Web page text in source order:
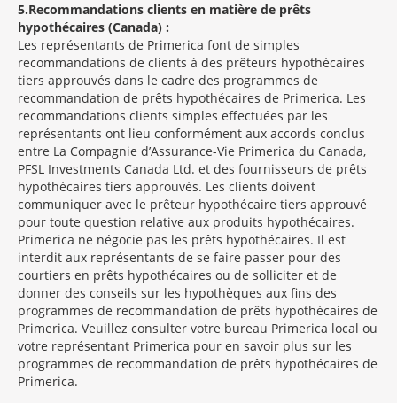
5 Recommandations clients en matière de prêts
hypothécaires (Canada) :
Les représentants de Primerica font de simples
recommandations de clients à des prêteurs hypothécaires
tiers approuvés dans le cadre des programmes de
recommandation de prêts hypothécaires de Primerica. Les
recommandations clients simples effectuées par les
représentants ont lieu conformément aux accords conclus
entre La Compagnie d’Assurance-Vie Primerica du Canada,
PFSL Investments Canada Ltd. et des fournisseurs de prêts
hypothécaires tiers approuvés. Les clients doivent
communiquer avec le prêteur hypothécaire tiers approuvé
pour toute question relative aux produits hypothécaires.
Primerica ne négocie pas les prêts hypothécaires. Il est
interdit aux représentants de se faire passer pour des
courtiers en prêts hypothécaires ou de solliciter et de
donner des conseils sur les hypothèques aux fins des
programmes de recommandation de prêts hypothécaires de
Primerica. Veuillez consulter votre bureau Primerica local ou
votre représentant Primerica pour en savoir plus sur les
programmes de recommandation de prêts hypothécaires de
Primerica.